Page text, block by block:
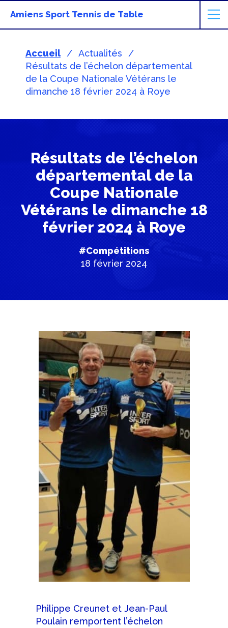
Amiens Sport Tennis de Table
Accueil
Actualités
Résultats de l’échelon départemental
de la Coupe Nationale Vétérans le
dimanche 18 février 2024 à Roye
Résultats de l’échelon
départemental de la
Coupe Nationale
Vétérans le dimanche 18
février 2024 à Roye
#Compétitions
18 février 2024
Philippe Creunet et Jean-Paul
Poulain remportent l’échelon